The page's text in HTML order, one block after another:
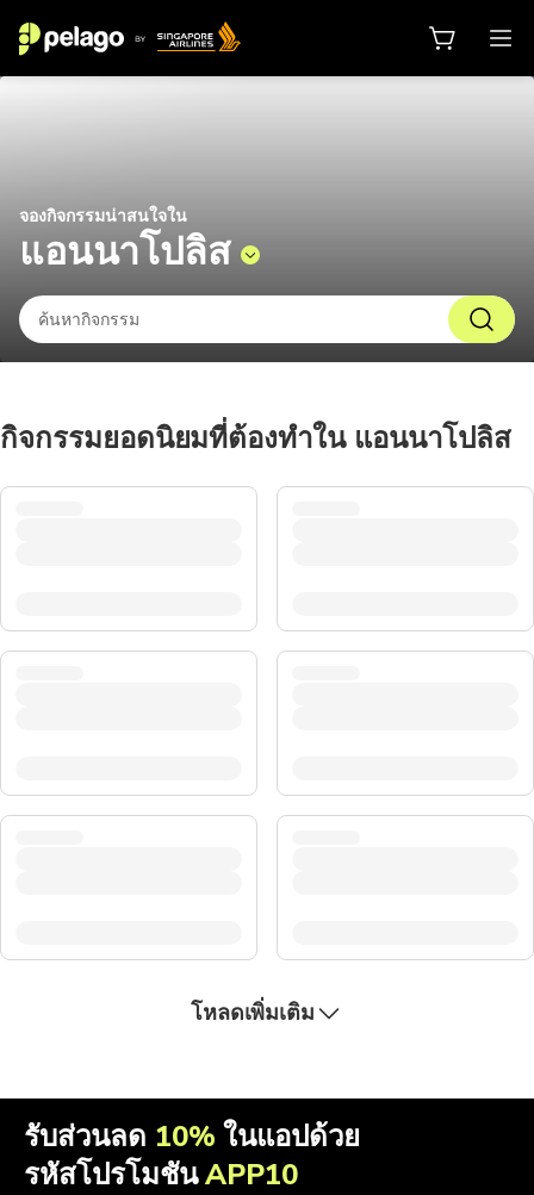
จองกิจกรรมน่าสนใจใน
แอนนาโปลิส
กิจกรรมยอดนิยมที่ต้องทำใน แอนนาโปลิส
โหลดเพิ่มเติม
รับส่วนลด 10% ในแอปด้วย
รหัสโปรโมชันAPP10